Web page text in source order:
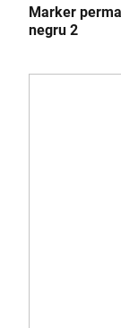
Marker
negru 2